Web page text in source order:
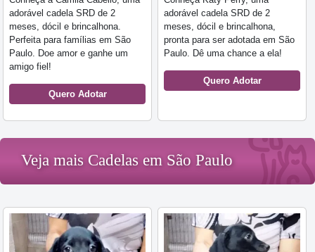
adorável cadela SRD de 2
meses, dócil e brincalhona.
Perfeita para famílias em São
Paulo. Doe amor e ganhe um
amigo fiel!
Quero Adotar
adorável cadela SRD de 2
meses, dócil e brincalhona,
pronta para ser adotada em São
Paulo. Dê uma chance a ela!
Quero Adotar
Veja mais Cadelas em São Paulo